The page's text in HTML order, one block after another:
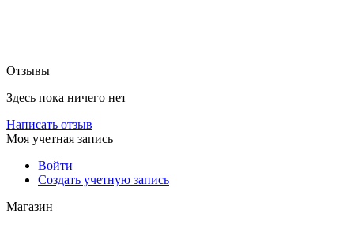
Отзывы
Здесь пока ничего нет
Написать отзыв
Моя учетная запись
Войти
Создать учетную запись
Магазин